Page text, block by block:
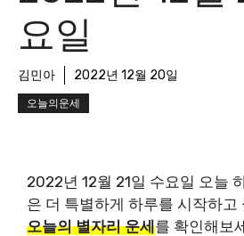
요일
김민아 2022년 12월 20일
오늘의운세
2022년 12월 21일 수요일 오늘
은 더 특별하게 하루를 시작하고
오늘의 별자리 운세를 확인해보